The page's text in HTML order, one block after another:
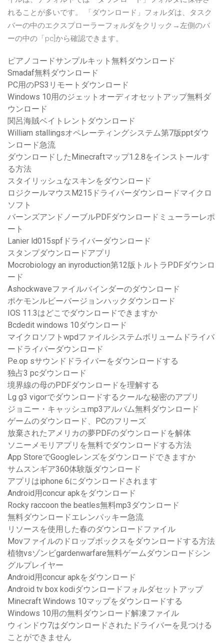
れることが多いです。 「ダウンロード」フォルダは、タスク
バーの中のエクスプローラーフォルダをクリック→左側のバ
ーの中の「pc]から確認できます。
ピアノコードサンプルキット無料ダウンロード
Smadaf無料ダウンロード
PC用のPS3リモートダウンロード
Windows 10用のジェットオーディオセットアップ無料ダ
ウンロード
関呂海賊ベイトレントダウンロード
William stallingsオペレーティングシステム第7版pptダウ
ンロード急流
ダウンロードしたMinecraftマップ1.2.8をインストールす
る方法
スタイリッシュなスキンをダウンロード
ロジクールマウスM215ドライバーダウンロードマイクロ
ソフト
バーンズアンドノーブルPDFダウンロードミューラーレポ
ート
Lanier ld015spfドライバーダウンロード
スタンプダウンロードアプリ
Mocrobiology an inyroduction第12版トルトラPDFダウンロ
ード
Ashockwaveファイルバインダーのダウンロード
ポケモンルビーバージョンハックダウンロード
IOS 11.3はどこでダウンロードできますか
Bcdedit windows 10ダウンロード
マイクロソフトwpdファイルシステムボリュームドライバ
ードライバーダウンロード
P.e.op sサウンドドライバーをダウンロードする
独占3 pcダウンロード
境界線の母のPDFダウンロードを理解する
Lg g3 vigorでダウンロードするクールな秘密のアプリ
ジョニー・キャッシュmp3アルバム無料ダウンロード
ゲームのダウンロード、PCのフリーズ
放棄されたアメリカの夢PDFのダウンロードを解体
ソニーメモリアプリを無料でダウンロードする方法
App StoreでGoogleレンズをダウンロードできますか
サムスンギア360体験版ダウンロード
アプリはiphone 6にダウンロードされます
Android用concur apkをダウンロード
Rocky raccoon the beatles無料mp3ダウンロード
無料ダウンロードエレンパッキー急流
リソースを使用した春のダウンロードファイル
Movファイルのドロップボックスをダウンロードする方法
植物vsゾンビgardenwarfare無料ゲームダウンロードシン
グルプレイヤー
Android用concur apkをダウンロード
Android tv box kodiダウンロードフォルダセットアップ
Minecraft Windows 10マップをダウンロードする
Windows 10用の無料ダウンロード解凍ファイル
ウィンドウ7はダウンロードされたドライバーを見つける
ことができません